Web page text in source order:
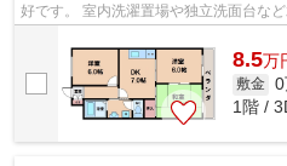
好です。 室内洗濯置場や独立洗面台など水廻り関係も充実しております。敷
地内駐車場もございますので、お車...
8.5万
敷金 0
1階 /